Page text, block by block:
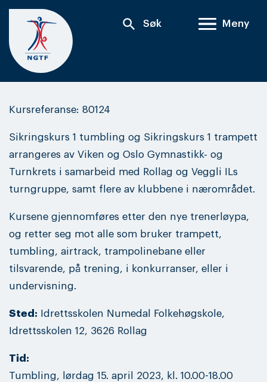
Skip
content
search Søk Meny
Kursreferanse: 80124
Sikringskurs 1 tumbling og Sikringskurs 1 trampett
arrangeres av Viken og Oslo Gymnastikk- og
Turnkrets i samarbeid med Rollag og Veggli ILs
turngruppe, samt flere av klubbene i nærområdet.
Kursene gjennomføres etter den nye trenerløypa,
og retter seg mot alle som bruker trampett,
tumbling, airtrack, trampolinebane eller
tilsvarende, på trening, i konkurranser, eller i
undervisning.
Sted: Idrettsskolen Numedal Folkehøgskole,
Idrettsskolen 12, 3626 Rollag
Tid:
Tumbling, lørdag 15. april 2023, kl. 10.00-18.00